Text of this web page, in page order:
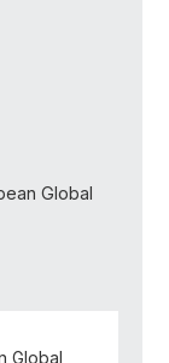
Global
Global